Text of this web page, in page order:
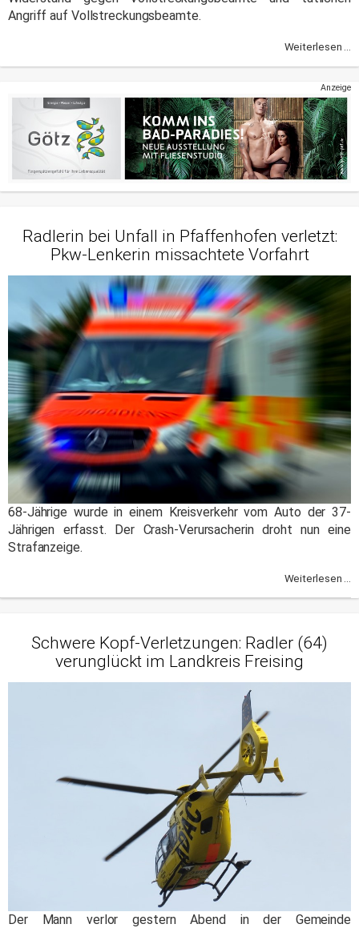
Angriff auf Vollstreckungsbeamte.
Weiterlesen ...
Anzeige
Radlerin bei Unfall in Pfaffenhofen verletzt:
Pkw-Lenkerin missachtete Vorfahrt
68-Jährige wurde in einem Kreisverkehr vom Auto der 37-
Jährigen erfasst. Der Crash-Verursacherin droht nun eine
Strafanzeige.
Weiterlesen ...
Schwere Kopf-Verletzungen: Radler (64)
verunglückt im Landkreis Freising
Der Mann verlor gestern Abend in der Gemeinde